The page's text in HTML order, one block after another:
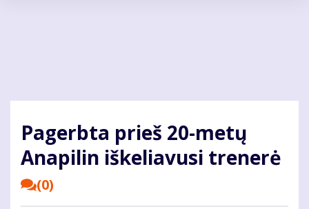
Pagerbta prieš 20-metų
Anapilin iškeliavusi trenerė
(0)